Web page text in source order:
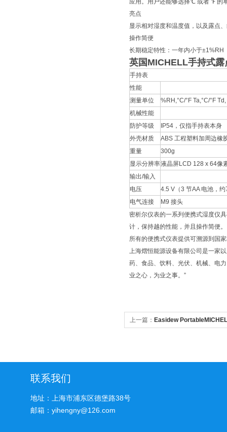
应用。用户还能够选择℃ 或者 ℉ 的
亮点
显示相对湿度和温度值，以及露点
操作简便
长期稳定特性：一年内小于±1%RH
英国MICHELL手持式
手持表
性能
测量单位
%RH,°C/°F Ta,°C/°F
机械性能
防护等级
IP54，仅指手持表本身
外壳材质
ABS 工程塑料加周边橡
重量
300g
显示分辨率液晶屏LCD 128 x 64像
输出/输入
电压
4.5 V（3 节AA 电池，
电气连接
M9 接头
密析尔仪表的一系列便携式湿度仪
计，保持越的性能，并且操作简便。
所有的便携式仪表提供可溯源到国
上海熠恒能源设备有限公司是一家
药、食品、饮料、光伏、机械、电
业之心，为业之事。”
上一篇： Easidew
联系我们
地址：上海市浦东区德堡路38号
邮箱：yihengny@126.com